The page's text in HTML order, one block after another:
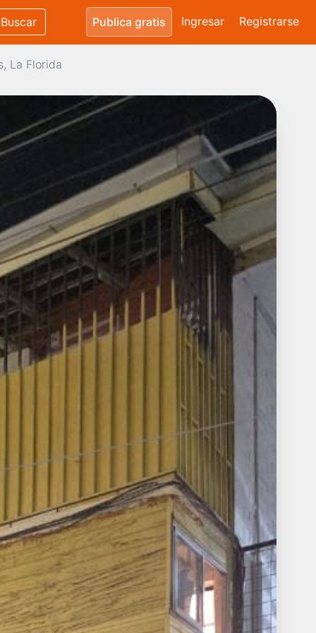
Buscar Publica gratis Ingresar Registrarse
La Florida